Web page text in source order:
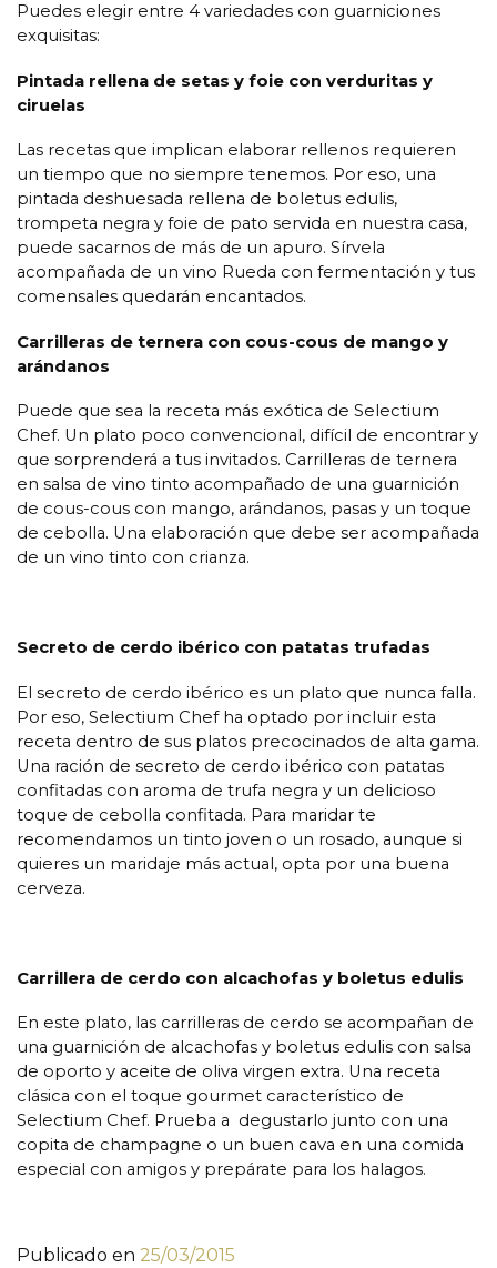
Puedes elegir entre 4 variedades con guarniciones
exquisitas:
Pintada rellena de setas y foie con verduritas y
ciruelas
Las recetas que implican elaborar rellenos requieren
un tiempo que no siempre tenemos. Por eso, una
pintada deshuesada rellena de boletus edulis,
trompeta negra y foie de pato servida en nuestra casa,
puede sacarnos de más de un apuro. Sírvela
acompañada de un vino Rueda con fermentación y tus
comensales quedarán encantados.
Carrilleras de ternera con cous-cous de mango y
arándanos
Puede que sea la receta más exótica de Selectium
Chef. Un plato poco convencional, difícil de encontrar y
que sorprenderá a tus invitados. Carrilleras de ternera
en salsa de vino tinto acompañado de una guarnición
de cous-cous con mango, arándanos, pasas y un toque
de cebolla. Una elaboración que debe ser acompañada
de un vino tinto con crianza.
Secreto de cerdo ibérico con patatas trufadas
El secreto de cerdo ibérico es un plato que nunca falla.
Por eso, Selectium Chef ha optado por incluir esta
receta dentro de sus platos precocinados de alta gama.
Una ración de secreto de cerdo ibérico con patatas
confitadas con aroma de trufa negra y un delicioso
toque de cebolla confitada. Para maridar te
recomendamos un tinto joven o un rosado, aunque si
quieres un maridaje más actual, opta por una buena
cerveza.
Carrillera de cerdo con alcachofas y boletus edulis
En este plato, las carrilleras de cerdo se acompañan de
una guarnición de alcachofas y boletus edulis con salsa
de oporto y aceite de oliva virgen extra. Una receta
clásica con el toque gourmet característico de
Selectium Chef. Prueba a degustarlo junto con una
copita de champagne o un buen cava en una comida
especial con amigos y prepárate para los halagos.
Publicado en 25/03/2015